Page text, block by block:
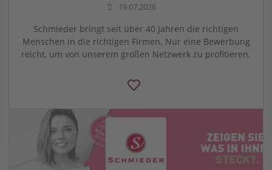
19.07.2026
Schmieder bringt seit über 40 Jahren die richtigen
Menschen in die richtigen Firmen. Nur eine Bewerbung
reicht, um von unserem großen Netzwerk zu profitieren.